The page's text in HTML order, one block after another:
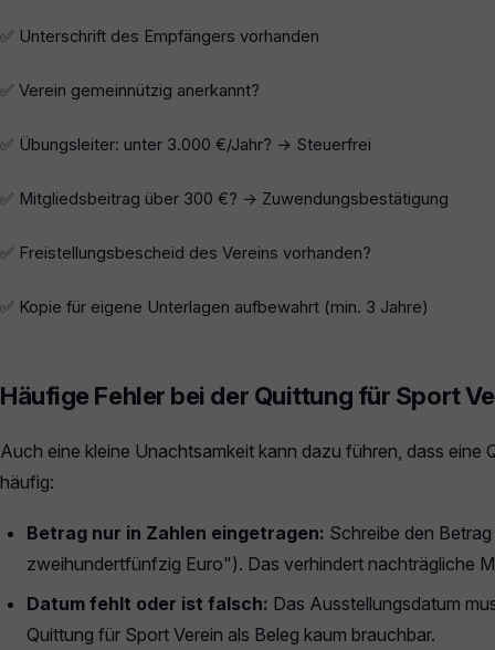
✅ Unterschrift des Empfängers vorhanden
✅ Verein gemeinnützig anerkannt?
✅ Übungsleiter: unter 3.000 €/Jahr? → Steuerfrei
✅ Mitgliedsbeitrag über 300 €? → Zuwendungsbestätigung
✅ Freistellungsbescheid des Vereins vorhanden?
✅ Kopie für eigene Unterlagen aufbewahrt (min. 3 Jahre)
Häufige Fehler bei der Quittung für Sport
Auch eine kleine Unachtsamkeit kann dazu führen, dass
häufig:
Betrag nur in Zahlen eingetragen: Schreibe den
zweihundertfünfzig Euro"). Das verhindert nachträgliche
Datum fehlt oder ist falsch: Das Ausstellungsdatum
Quittung für Sport Verein als Beleg kaum brauchbar.